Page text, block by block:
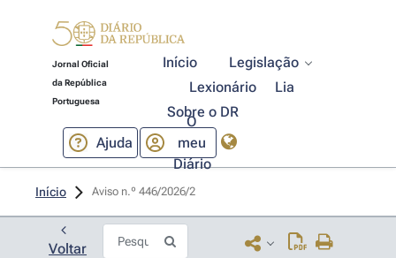
Jornal Oficial
da República
Portuguesa
Início
Legislação
Lexionário
Lia
Sobre o DR
Ajuda
O
meu
Diário
Início Aviso n.º 446/2026/2
Voltar